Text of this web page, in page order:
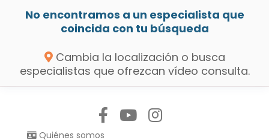
No encontramos a un especialista que
coincida con tu búsqueda
Cambia la localización o busca
especialistas que ofrezcan vídeo consulta.
Quiénes somos